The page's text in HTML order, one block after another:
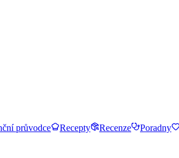
průvodce Recepty Recenze Poradny